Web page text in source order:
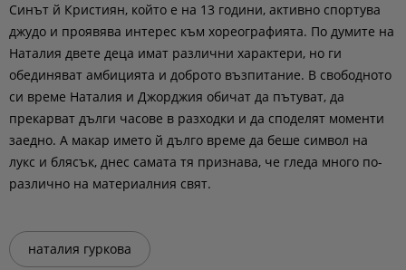
Синът й Кристиян, който е на 13 години, активно спортува
джудо и проявява интерес към хореографията. По думите на
Наталия двете деца имат различни характери, но ги
обединяват амбицията и доброто възпитание. В свободното
си време Наталия и Джорджия обичат да пътуват, да
прекарват дълги часове в разходки и да споделят моменти
заедно. А макар името й дълго време да беше символ на
лукс и блясък, днес самата тя признава, че гледа много по-
различно на материалния свят.
наталия гуркова